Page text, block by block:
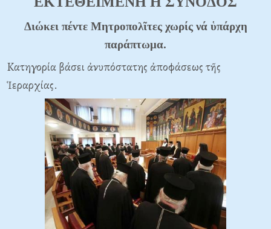
Διώκει πέντε Mητροπολῖτες χωρίς νά ὑπάρχη
παράπτωμα.
Kατηγορία βάσει ἀνυπόστατης ἀποφάσεως τῆς
Ἱεραρχίας.